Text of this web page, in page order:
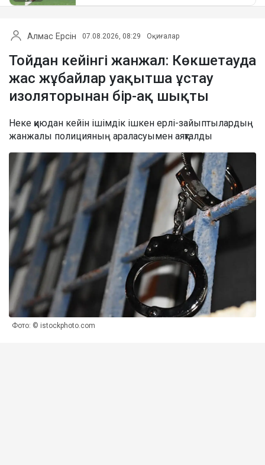
Алмас Ерсін 07.08.2026, 08:29 Оқиғалар
Тойдан кейінгі жанжал: Көкшетауда
жас жұбайлар уақытша ұстау
изоляторынан бір-ақ шықты
Неке қиюдан кейін ішімдік ішкен ерлі-зайыптылардың
жанжалы полицияның араласуымен аяқталды
Фото: © istockphoto.com